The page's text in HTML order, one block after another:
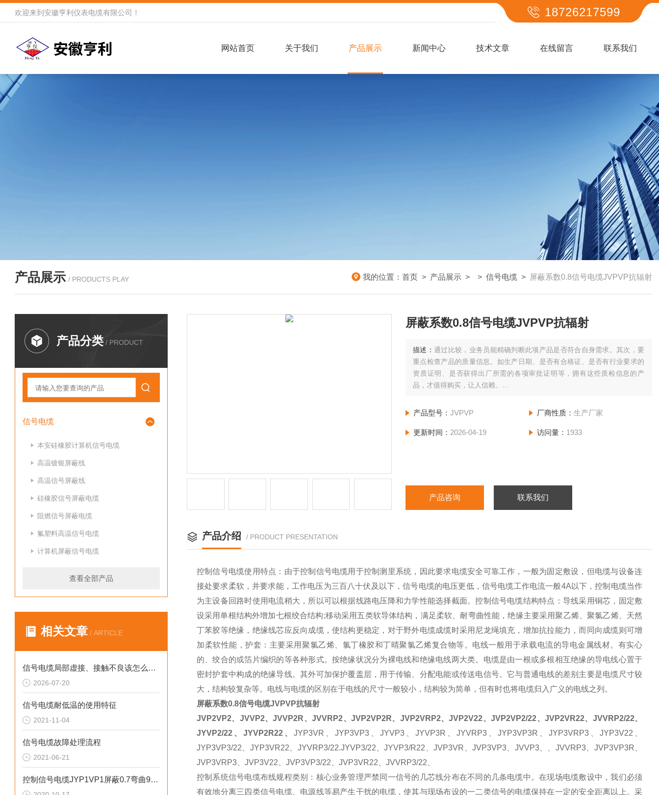
欢迎来到 安徽亨利仪表电缆有限公司 ！ 18726217599
网站首页 关于我们 产品展示 新闻中心 技术文章 在线留言 联系我们
产品展示 / PRODUCTS PLAY 我的位置： 首页 > 产品展示 > > 信号电缆 > 屏蔽系数0.8信号电缆JVPVP抗辐射
产品分类 / PRODUCT
信号电缆
本安硅橡胶计算机信号电缆
高温镀银屏蔽线
高温信号屏蔽线
硅橡胶信号屏蔽电缆
阻燃信号屏蔽电缆
氟塑料高温信号电缆
计算机屏蔽信号电缆
查看全部产品
相关文章 / ARTICLE
信号电缆局部虚接、接触不良该怎么检测排查？
2026-07-20
信号电缆耐低温的使用特征
2021-11-04
信号电缆故障处理流程
2021-06-21
控制信号电缆JYP1VP1屏蔽0.7弯曲90度
屏蔽系数0.8信号电缆JVPVP抗辐射
描述：通过比较，业务员能精确判断此项产品是否符合自身需求。其次，要
重点检查产品的质量信息。如生产日期、是否有合格证、是否有行业要求的
资质证明、是否获得出厂所需的各项审批证明等，拥有这些质检信息的产
品，才值得购买，让人信赖。
产品型号：JVPVP 厂商性质： 生产厂家
更新时间： 2026-04-19 访问量： 1933
产品咨询 联系我们
产品介绍 / PRODUCT PRESENTATION
控制信号电缆使用特点：由于控制信号电缆用于控制测里系统，因此要求电缆安全可靠工作，一般为固定敷设，但电缆与设备连
接处要求柔软，并要求能，工作电压为三百八十伏及以下，信号电缆的电压更低，信号电缆工作电流一般4A以下，控制电缆当作
为主设备回路时使用电流稍大，所以可以根据线路电压降和力学性能选择截面。控制信号电缆结构特点：导线采用铜芯，固定敷
设采用单根结构外增加七根绞合结构;移动采用五类软导体结构，满足柔软、耐弯曲性能，绝缘主要采用聚乙烯、聚氯乙烯、天然
丁苯胶等绝缘，绝缘线芯应反向成缆，使结构更稳定，对于野外电缆成缆时采用尼龙绳填充，增加抗拉能力，而同向成缆则可增
加柔软性能，护套：主要采用聚氯乙烯、氯丁橡胶和丁晴聚氯乙烯复合物等。电线一般用于承载电流的导电金属线材。有实心
的、绞合的或箔片编织的等各种形式。按绝缘状况分为裸电线和绝缘电线两大类。电缆是由一根或多根相互绝缘的导电线心置于
密封护套中构成的绝缘导线。其外可加保护覆盖层，用于传输、分配电能或传送电信号。它与普通电线的差别主要是电缆尺寸较
大，结构较复杂等。电线与电缆的区别在于电线的尺寸一般较小，结构较为简单，但有时也将电缆归入广义的电线之列。
屏蔽系数0.8信号电缆JVPVP抗辐射
JVP2VP2、JVVP2、JVVP2R、JVVRP2、JVP2VP2R、JVP2VRP2、JVP2V22、JVP2VP2/22、JVP2VR22、JVVRP2/22、
JYVP2/22、JYVP2R22、 JYP3VR、JYP3VP3、JYVP3、JYVP3R、JYVRP3、JYP3VP3R、JYP3VRP3、JYP3V22、
JYP3VP3/22、JYP3VR22、JYVRP3/22.JYVP3/22、JYVP3/R22、JVP3VR、JVP3VP3、JVVP3、、JVVRP3、JVP3VP3R、
JVP3VRP3、JVP3V22、JVP3VP3/22、JVP3VR22、JVVRP3/22、
控制系统信号电缆布线规程类别：核心业务管理严禁同一信号的几芯线分布在不同的几条电缆中。在现场电缆敷设中，我们必须
有效地分离三四类信号电缆、电源线等易产生干扰的电缆，使其与现场布设的一二类信号的电缆保持在一定的安全距离以上。采